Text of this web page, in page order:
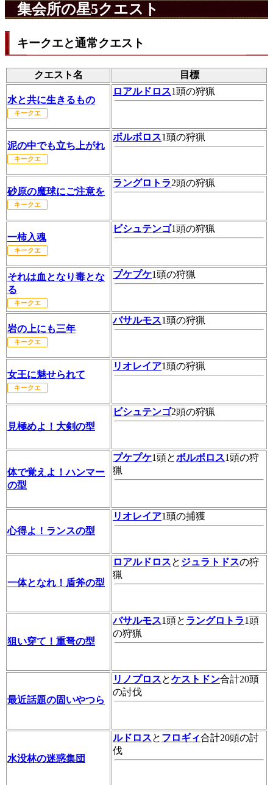
集会所の星5クエスト
キークエと通常クエスト
クエスト名 目標
水と共に生きるもの
キークエ
ロアルドロス1頭の狩猟
泥の中でも立ち上がれ
キークエ
ボルボロス1頭の狩猟
砂原の魔球にご注意を
キークエ
ラングロトラ2頭の狩猟
一柿入魂
キークエ
ビシュテンゴ1頭の狩猟
それは血となり毒とな
る
キークエ
プケプケ1頭の狩猟
岩の上にも三年
キークエ
バサルモス1頭の狩猟
女王に魅せられて
キークエ
リオレイア1頭の狩猟
見極めよ！大剣の型
ビシュテンゴ2頭の狩猟
体で覚えよ！ハンマー
の型
プケプケ1頭とボルボロス1頭の狩
猟
心得よ！ランスの型
リオレイア1頭の捕獲
一体となれ！盾斧の型
ロアルドロスと ジュラトドスの狩
猟
狙い穿て！重弩の型
バサルモス1頭と ラングロトラ1頭
の狩猟
最近話題の固いやつら
リノプロスとケストドン合計20頭
の討伐
水没林の迷惑集団
ルドロスと フロギィ合計20頭の討
伐